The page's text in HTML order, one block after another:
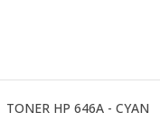
TONER HP 646A - CYAN